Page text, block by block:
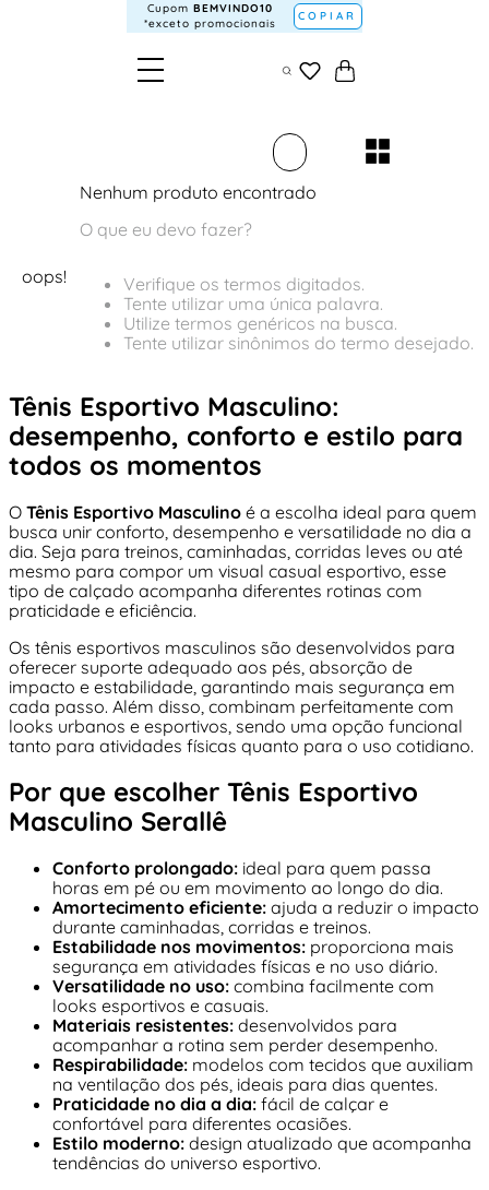
Cupom BEMVINDO10
*exceto promocionais
COPIAR
oops!
Nenhum produto encontrado
O que eu devo fazer?
Verifique os termos digitados.
Tente utilizar uma única palavra.
Utilize termos genéricos na busca.
Tente utilizar sinônimos do termo desejado.
Tênis Esportivo Masculino:
desempenho, conforto e estilo para
todos os momentos
O Tênis Esportivo Masculino é a escolha ideal para quem
busca unir conforto, desempenho e versatilidade no dia a
dia. Seja para treinos, caminhadas, corridas leves ou até
mesmo para compor um visual casual esportivo, esse
tipo de calçado acompanha diferentes rotinas com
praticidade e eficiência.
Os tênis esportivos masculinos são desenvolvidos para
oferecer suporte adequado aos pés, absorção de
impacto e estabilidade, garantindo mais segurança em
cada passo. Além disso, combinam perfeitamente com
looks urbanos e esportivos, sendo uma opção funcional
tanto para atividades físicas quanto para o uso cotidiano.
Por que escolher Tênis Esportivo
Masculino Serallê
Conforto prolongado: ideal para quem passa
horas em pé ou em movimento ao longo do dia.
Amortecimento eficiente: ajuda a reduzir o impacto
durante caminhadas, corridas e treinos.
Estabilidade nos movimentos: proporciona mais
segurança em atividades físicas e no uso diário.
Versatilidade no uso: combina facilmente com
looks esportivos e casuais.
Materiais resistentes: desenvolvidos para
acompanhar a rotina sem perder desempenho.
Respirabilidade: modelos com tecidos que auxiliam
na ventilação dos pés, ideais para dias quentes.
Praticidade no dia a dia: fácil de calçar e
confortável para diferentes ocasiões.
Estilo moderno: design atualizado que acompanha
tendências do universo esportivo.